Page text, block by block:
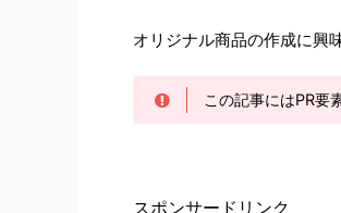
オリジナル商品の作成に興
この記事にはPR要
スポンサードリンク